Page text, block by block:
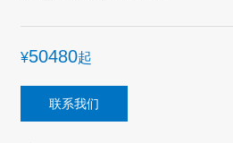
¥50480起
联系我们